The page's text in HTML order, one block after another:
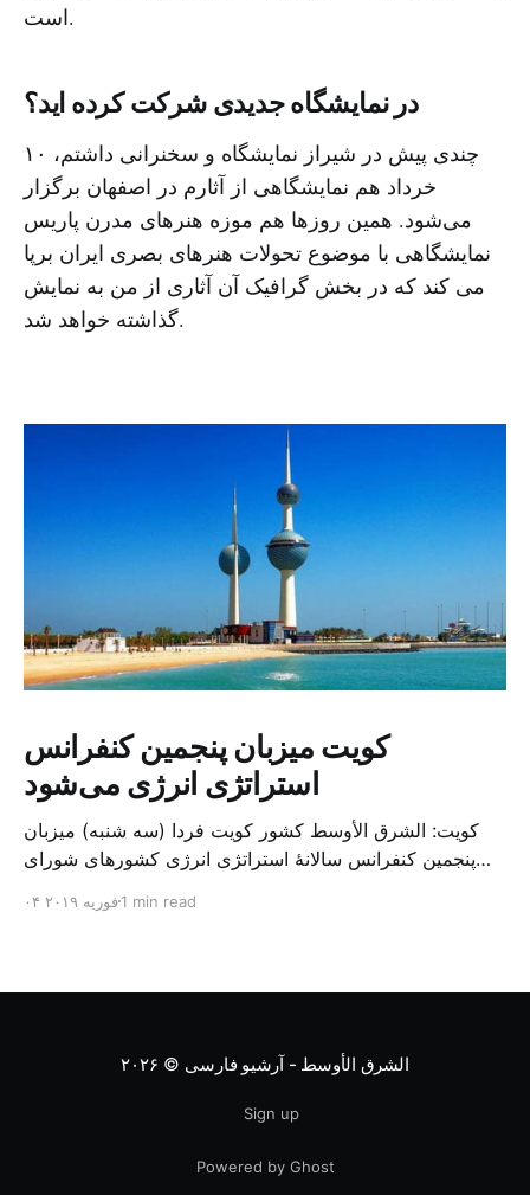
است.
در نمایشگاه جدیدی شرکت کرده اید؟
چندی پیش در شیراز نمایشگاه و سخنرانی داشتم، ۱۰
خرداد هم نمایشگاهی از آثارم در اصفهان برگزار
می‌شود. همین روزها هم موزه هنرهای مدرن پاریس
نمایشگاهی با موضوع تحولات هنرهای بصری ایران برپا
می کند که در بخش گرافیک آن آثاری از من به نمایش
گذاشته خواهد شد.
کویت میزبان پنجمین کنفرانس
استراتژی انرژی می‌شود
کویت: الشرق الأوسط کشور کویت فردا (سه شنبه) میزبان
پنجمین کنفرانس سالانهٔ استراتژی انرژی کشورهای شورای
متخصص از شرکت‌های جهانی نفت و گاز در این کنفرانس
۰۴ فوریه ۲۰۱۹1 min read
الشرق الأوسط - آرشیو فارسی © ۲۰۲۶
Sign up
Powered by Ghost